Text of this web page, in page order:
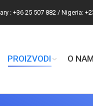
: +36 25 507 882 / Nigeria:
PROIZVODI O